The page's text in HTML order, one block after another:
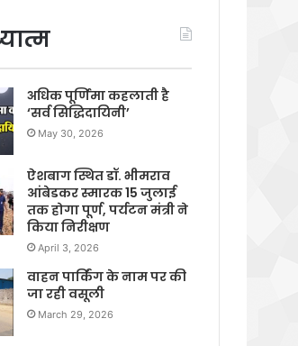
अधिक पूर्णिमा कहलाती है
‘सर्व सिद्धिदायिनी’
May 30, 2026
ऐशबाग स्थित डॉ. भीमराव
आंबेडकर स्मारक 15 जुलाई
तक होगा पूर्ण, पर्यटन मंत्री ने
किया निरीक्षण
April 3, 2026
वाहन पार्किंग के नाम पर की
जा रही वसूली
March 29, 2026